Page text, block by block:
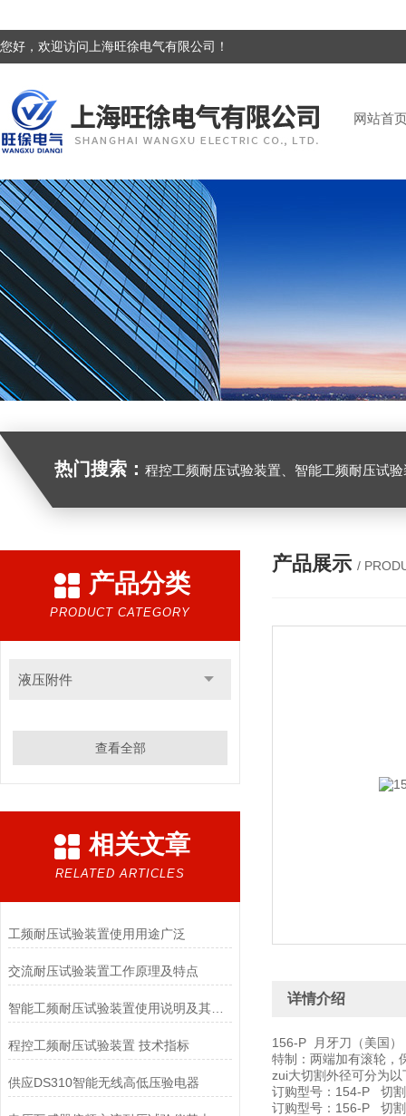
您好，欢迎访问上海旺徐电气有限公司！
网站首
热门搜索： 程控工频耐压试验装置、智能工频耐压试验装置、工频耐压试验装置、工频耐压试验仪、工频耐压试验台、高压耐压试
产品分类
PRODUCT CATEGORY
液压附件
查看全部
相关文章
RELATED ARTICLES
工频耐压试验装置使用用途广泛
交流耐压试验装置工作原理及特点
智能工频耐压试验装置使用说明及其注意事项
程控工频耐压试验装置 技术指标
供应DS310智能无线高低压验电器
产品展示 /
详情介绍
156-P 月牙刀（美国）
特制：两端加有滚轮，
zui大切割外径可分为以
订购型号：154-P 切
订购型号：156-P 切